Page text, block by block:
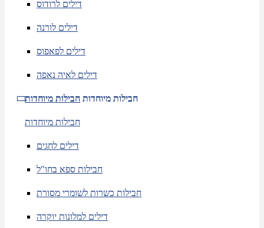
דילים לרודוס
דילים לורנה
דילים לפאפוס
דילים לאיה נאפה
חבילות מיוחדות חבילות מיוחדות
חבילות מיוחדות
דילים לחגים
חבילות ספא בחו"ל
חבילות כשרות לשומרי מסורת
דילים למלונות יוקרה